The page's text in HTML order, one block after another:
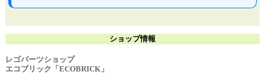
ショップ情報
レゴパーツショップ
エコブリック「ECOBRICK」